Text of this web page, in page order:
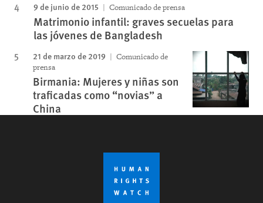
9 de junio de 2015 Comunicado de prensa
Matrimonio infantil: graves secuelas para
las jóvenes de Bangladesh
21 de marzo de 2019
Comunicado de
prensa
Birmania: Mujeres y niñas son
traficadas como “novias” a
China